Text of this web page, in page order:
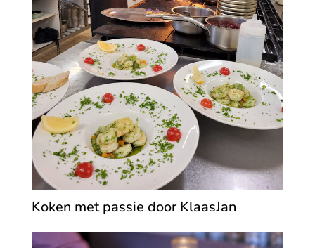
Koken met passie door KlaasJan